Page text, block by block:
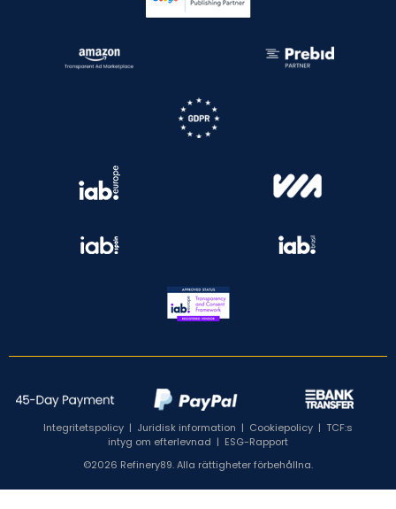
Integritetspolicy | Juridisk information | Cookiepolicy | TCF:s
intyg om efterlevnad | ESG-Rapport
©2026 Refinery89. Alla rättigheter förbehållna.